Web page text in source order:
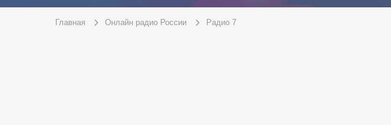
Главная Онлайн радио России Радио 7